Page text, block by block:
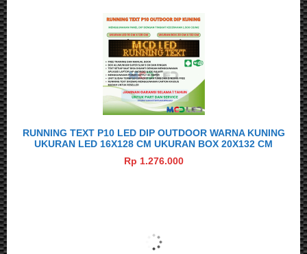
RUNNING TEXT P10 LED DIP OUTDOOR WARNA KUNING
UKURAN LED 16X128 CM UKURAN BOX 20X132 CM
Rp 1.276.000